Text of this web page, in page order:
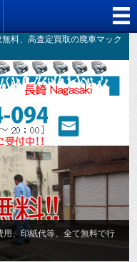
料、高査定買取の廃車マック